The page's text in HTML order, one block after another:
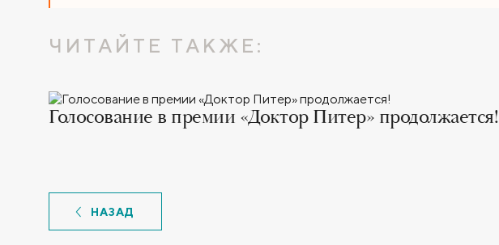
ЧИТАЙТЕ ТАКЖЕ:
Голосование в премии «Доктор Питер» продолжается!
НАЗАД